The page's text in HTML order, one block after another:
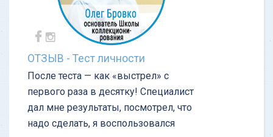
ОТЗЫВ - Тест личности
После теста — как «выстрел» с
первого раза в десятку! Cпециалист
дал мне результаты, посмотрел, что
надо сделать, я воспользовался